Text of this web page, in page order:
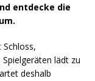
entdecke die
Schloss,
lädt zu
deshalb